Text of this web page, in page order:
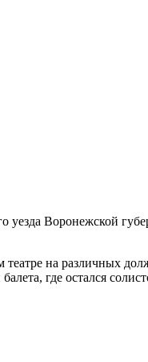
уезда Воронежской
театре на различных
где остался